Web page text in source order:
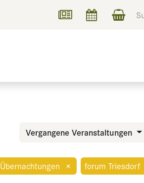
Vergangene Veranstaltungen
Übernachtungen × forum Triesdorf